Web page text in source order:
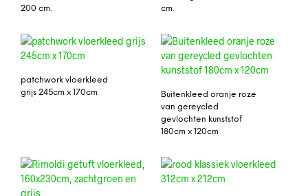
200 cm.
cm.
patchwork vloerkleed
grijs 245cm x 170cm
Buitenkleed oranje roze
van gereycled
gevlochten kunststof
180cm x 120cm